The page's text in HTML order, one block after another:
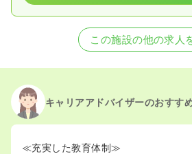
この施設の他の求人
キャリアアドバイザーのおすす
≪充実した教育体制≫